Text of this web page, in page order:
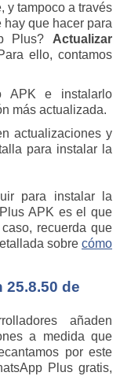
y tampoco a través
que hacer para
Plus? Actualizar
ello, contamos
APK e instalarlo
más actualizada.
actualizaciones y
para instalar la
para instalar la
APK es el que
recuerda que
sobre cómo
de
añaden
a medida que
por este
Plus gratis,